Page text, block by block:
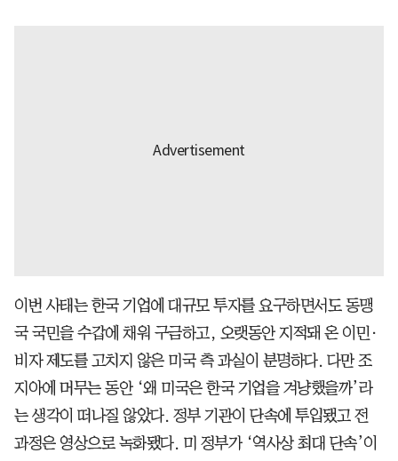
이번 사태는 한국 기업에 대규모 투자를 요구하면서도 동맹
국 국민을 수갑에 채워 구금하고, 오랫동안 지적돼 온 이민·
비자 제도를 고치지 않은 미국 측 과실이 분명하다. 다만 조
지아에 머무는 동안 ‘왜 미국은 한국 기업을 겨냥했을까’라
는 생각이 떠나질 않았다. 정부 기관이 단속에 투입됐고 전
과정은 영상으로 녹화됐다. 미 정부가 ‘역사상 최대 단속’이